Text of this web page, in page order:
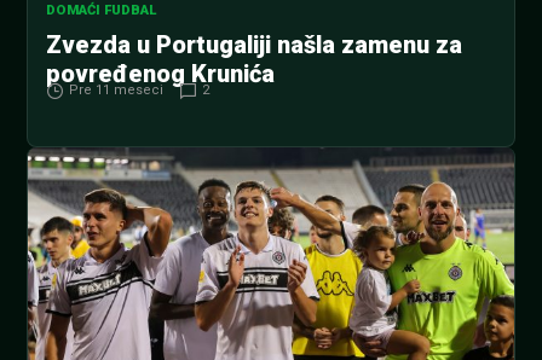
DOMAĆI FUDBAL
Zvezda u Portugaliji našla zamenu za
povređenog Krunića
Pre 11 meseci 2